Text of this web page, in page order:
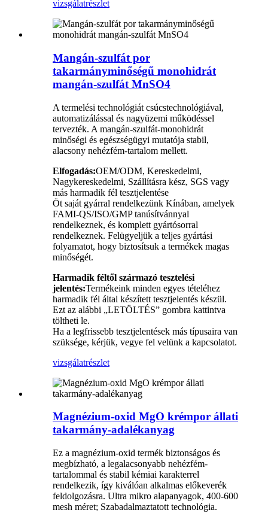
vizsgálatrészlet
Mangán-szulfát por
takarmányminőségű monohidrát
mangán-szulfát MnSO4
A termelési technológiát csúcstechnológiával,
automatizálással és nagyüzemi működéssel
tervezték. A mangán-szulfát-monohidrát
minőségi és egészségügyi mutatója stabil,
alacsony nehézfém-tartalom mellett.
Elfogadás:OEM/ODM, Kereskedelmi,
Nagykereskedelmi, Szállításra kész, SGS vagy
más harmadik fél tesztjelentése
Öt saját gyárral rendelkezünk Kínában, amelyek
FAMI-QS/ISO/GMP tanúsítvánnyal
rendelkeznek, és komplett gyártósorral
rendelkeznek. Felügyeljük a teljes gyártási
folyamatot, hogy biztosítsuk a termékek magas
minőségét.
Harmadik féltől származó tesztelési
jelentés:Termékeink minden egyes tételéhez
harmadik fél által készített tesztjelentés készül.
Ezt az alábbi „LETÖLTÉS” gombra kattintva
töltheti le.
Ha a legfrissebb tesztjelentések más típusaira van
szüksége, kérjük, vegye fel velünk a kapcsolatot.
vizsgálatrészlet
Magnézium-oxid MgO krémpor állati
takarmány-adalékanyag
Ez a magnézium-oxid termék biztonságos és
megbízható, a legalacsonyabb nehézfém-
tartalommal és stabil kémiai karakterrel
rendelkezik, így kiválóan alkalmas előkeverék
feldolgozásra. Ultra mikro alapanyagok, 400-600
mesh méret; Szabadalmaztatott technológia.